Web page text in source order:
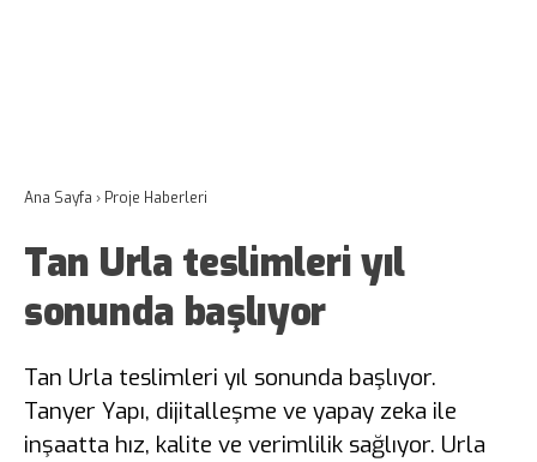
Ana Sayfa › Proje Haberleri
Tan Urla teslimleri yıl
sonunda başlıyor
Tan Urla teslimleri yıl sonunda başlıyor.
Tanyer Yapı, dijitalleşme ve yapay zeka ile
inşaatta hız, kalite ve verimlilik sağlıyor. Urla